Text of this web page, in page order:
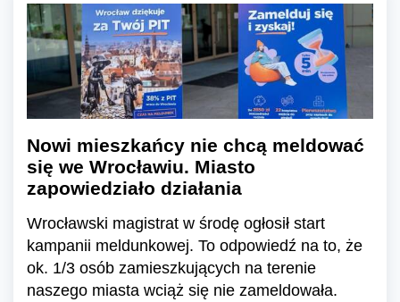
Nowi mieszkańcy nie chcą meldować
się we Wrocławiu. Miasto
zapowiedziało działania
Wrocławski magistrat w środę ogłosił start
kampanii meldunkowej. To odpowiedź na to, że
ok. 1/3 osób zamieszkujących na terenie
naszego miasta wciąż się nie zameldowała.